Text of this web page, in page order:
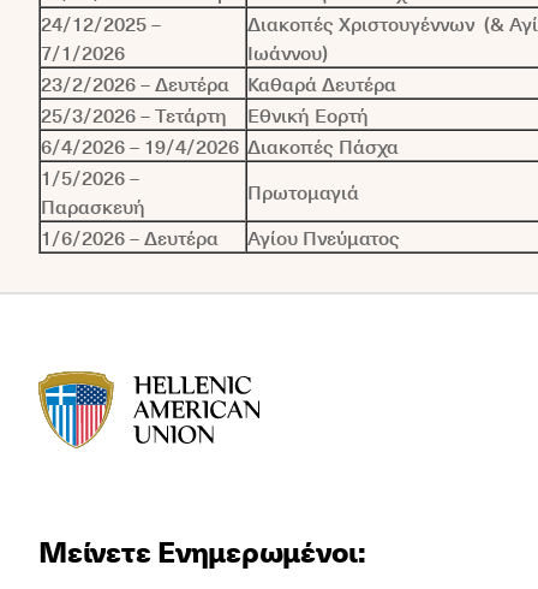
24/12/2025 –
7/1/2026
Διακοπές Χριστουγέννων (&
Ιωάννου)
23/2/2026 – Δευτέρα
Καθαρά Δευτέρα
25/3/2026 – Τετάρτη
Εθνική Εορτή
6/4/2026 – 19/4/2026 Διακοπές Πάσχα
1/5/2026 –
Παρασκευή
Πρωτομαγιά
1/6/2026 – Δευτέρα
Αγίου Πνεύματος
Μείνετε Ενημερωμένοι: